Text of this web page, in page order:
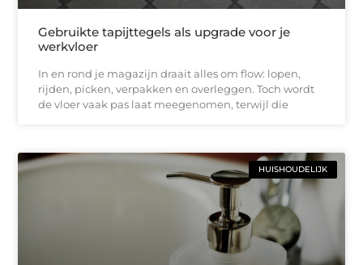
Gebruikte tapijttegels als upgrade voor je
werkvloer
In en rond je magazijn draait alles om flow: lopen,
rijden, picken, verpakken en overleggen. Toch wordt
de vloer vaak pas laat meegenomen, terwijl die
HUISHOUDELIJK